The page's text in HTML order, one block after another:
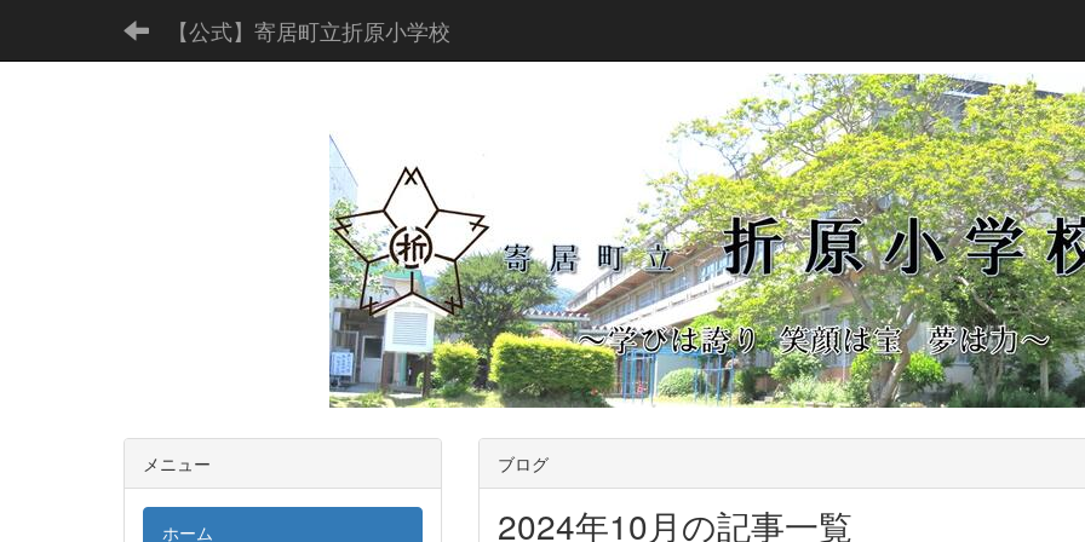
【公式】寄居町立折原小学校
ブログ
2024年10月の記事一覧
メニュー
ホーム